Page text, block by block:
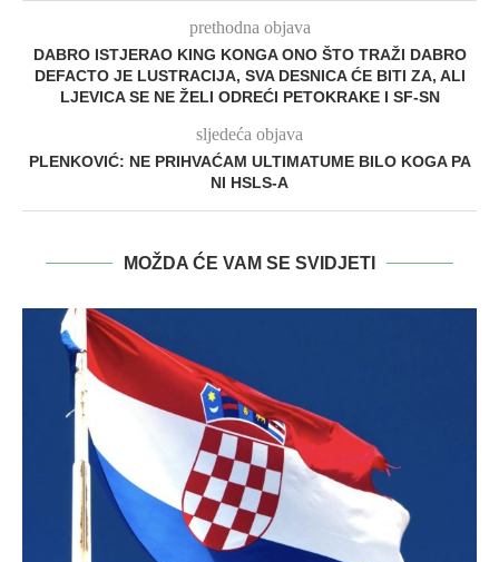
prethodna objava
DABRO ISTJERAO KING KONGA ONO ŠTO TRAŽI DABRO
DEFACTO JE LUSTRACIJA, SVA DESNICA ĆE BITI ZA, ALI
LJEVICA SE NE ŽELI ODREĆI PETOKRAKE I SF-SN
sljedeća objava
PLENKOVIĆ: NE PRIHVAĆAM ULTIMATUME BILO KOGA PA
NI HSLS-A
MOŽDA ĆE VAM SE SVIDJETI